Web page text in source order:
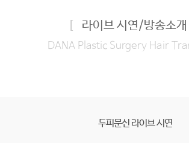
라이브 시연/방송소개
DANA Plastic Surgery Hair
두피문신 라이브 시연